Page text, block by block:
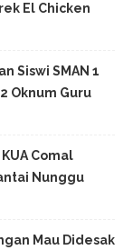
El Chicken
Siswi SMAN 1
Oknum Guru
Comal
Nunggu
Mau Didesak